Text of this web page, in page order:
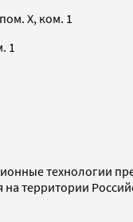
X, ком. 1
1
технологии
на территории